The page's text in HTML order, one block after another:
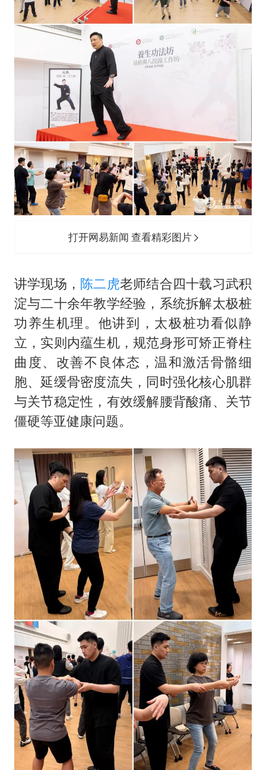
打开网易新闻 查看精彩图片
讲学现场， 陈二虎老师结合四十载习武积
淀与二十余年教学经验，系统拆解太极桩
功养生机理。他讲到，太极桩功看似静
立，实则内蕴生机，规范身形可矫正脊柱
曲度、改善不良体态，温和激活骨骼细
胞、延缓骨密度流失，同时强化核心肌群
与关节稳定性，有效缓解腰背酸痛、关节
僵硬等亚健康问题。